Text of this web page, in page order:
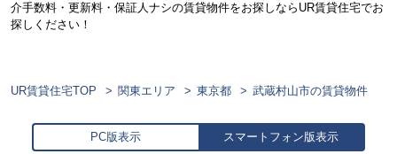
介手数料・更新料・保証人ナシの賃貸物件をお探しならUR賃貸住宅でお
探しください！
UR賃貸住宅TOP 関東エリア 東京都 武蔵村山市の賃貸物件
PC版表示 スマートフォン版表示